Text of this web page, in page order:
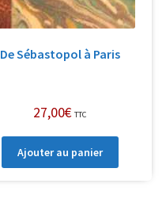
De Sébastopol à Paris
27,00€ TTC
Ajouter au panier